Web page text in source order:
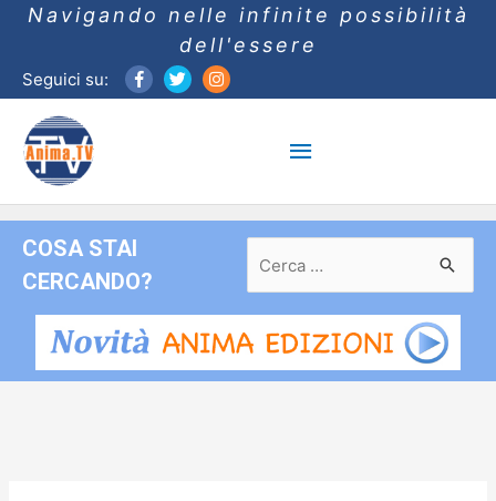
Navigando nelle infinite possibilità
dell'essere
Seguici su:
Menu
principale
COSA STAI
CERCANDO?
per: